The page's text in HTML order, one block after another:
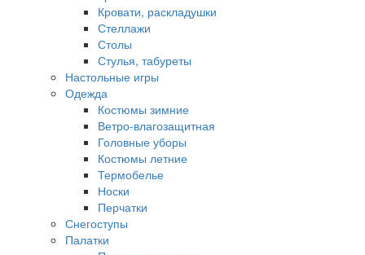
Кровати, раскладушки
Стеллажи
Столы
Стулья, табуреты
Настольные игры
Одежда
Костюмы зимние
Ветро-влагозащитная
Головные уборы
Костюмы летние
Термобелье
Носки
Перчатки
Снегоступы
Палатки